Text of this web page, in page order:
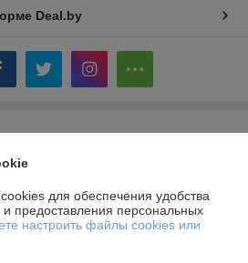
Deal.by
с ограниченной ответственностью
д.24А, пом.501, каб.14
690856291
для обеспечения удобства
и предоставления персональных
настроить файлы cookies или